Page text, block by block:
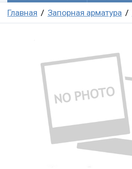
Главная Запорная арматура